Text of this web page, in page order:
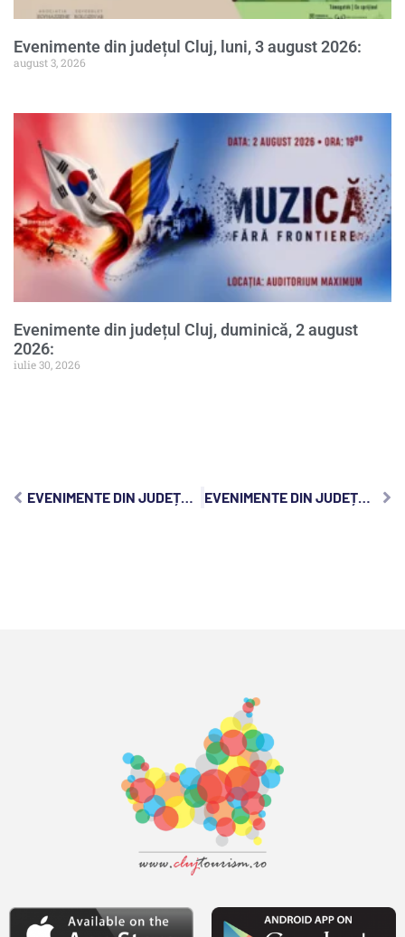
Evenimente din județul Cluj, luni, 3 august 2026:
august 3, 2026
Evenimente din județul Cluj, duminică, 2 august
2026:
iulie 30, 2026
EVENIMENTE DIN JUDEȚUL CLUJ, MIERCURI, 11 IUNIE 2025: EVENIMENTE DIN JUDEȚUL CLUJ, VINERI, 13 IUNIE 2025: